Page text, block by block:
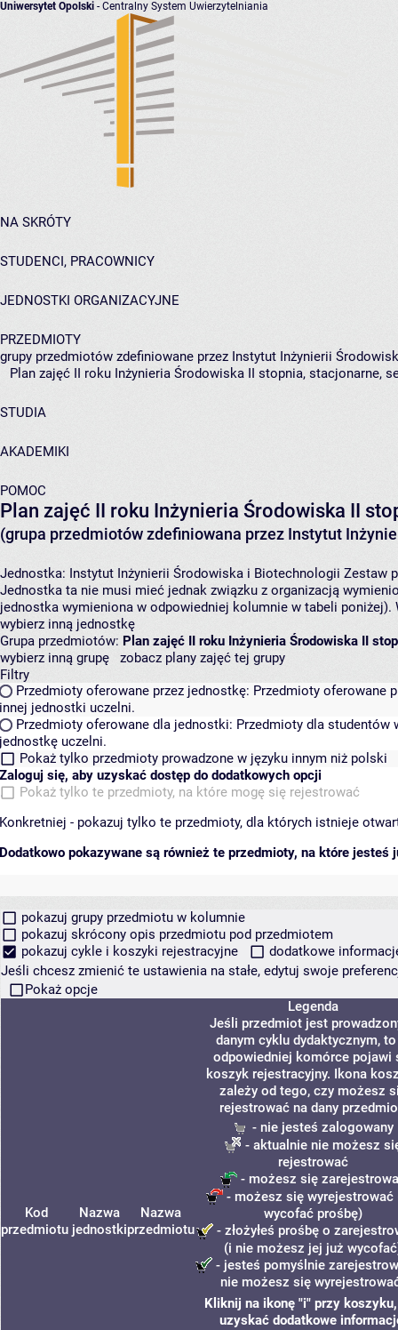
Uniwersytet Opolski - Centralny System Uwierzytelniania
NA SKRÓTY
STUDENCI, PRACOWNICY
JEDNOSTKI ORGANIZACYJNE
PRZEDMIOTY
grupy przedmiotów zdefiniowane przez Instytut Inżynierii
Plan zajęć II roku Inżynieria Środowiska II stopnia, stacjonarne,
STUDIA
AKADEMIKI
POMOC
Plan zajęć II roku Inżynieria Środowiska II
(grupa przedmiotów zdefiniowana przez Instytut
Jednostka: Instytut Inżynierii Środowiska i Biotechnologii Zestaw
Jednostka ta nie musi mieć jednak związku z organizacją
jednostka wymieniona w odpowiedniej kolumnie w tabeli
wybierz inną jednostkę
Grupa przedmiotów: Plan zajęć II roku Inżynieria Środowiska II
wybierz inną grupę
zobacz plany zajęć tej grupy
Filtry
Przedmioty oferowane przez jednostkę: Przedmioty oferowane
innej jednostki uczelni.
Przedmioty oferowane dla jednostki: Przedmioty dla studentów
jednostkę uczelni.
Pokaż tylko przedmioty prowadzone w języku innym niż polski
Zaloguj się, aby uzyskać dostęp do dodatkowych opcji
Pokaż tylko te przedmioty, na które mogę się rejestrować
Konkretniej - pokazuj tylko te przedmioty, dla których istnieje
Dodatkowo pokazywane są również te przedmioty, na które jesteś
pokazuj grupy przedmiotu w kolumnie
pokazuj skrócony opis przedmiotu pod przedmiotem
pokazuj cykle i koszyki rejestracyjne
dodatkowe
Jeśli chcesz zmienić te ustawienia na stałe, edytuj swoje
Pokaż opcje
Kod
przedmiotu
Nazwa
jednostki
Nazwa
przedmiotu
Legenda
Jeśli przedmiot jest
danym cyklu dydaktycznym,
odpowiedniej komórce pojawi
koszyk rejestracyjny. Ikona
zależy od tego, czy możesz
rejestrować na dany
- nie jesteś zalogowany
- aktualnie nie możesz
rejestrować
- możesz się
- możesz się wyrejestrować
wycofać prośbę)
- złożyłeś prośbę o
(i nie możesz jej już
- jesteś pomyślnie
nie możesz się
Kliknij na ikonę "i" przy
uzyskać dodatkowe